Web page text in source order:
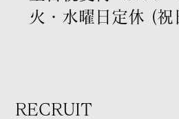
RECRUIT
火・水曜日定休 (祝